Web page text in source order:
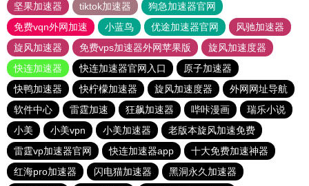
坚果加速器
tiktok加速器
狗急加速器官网
免费vqn外网加速
小蓝鸟 优途加速器官网
风驰加速器
旋风加速器
免费vps加速器外网苹果版
旋风加速度器
快连加速器
快连加速器官网入口
原子加速器
快鸭加速器
快柠檬加速器 旋风加速度器
外网网址导航
软件中心
雷霆加速 狂飙加速器 哔咔漫画
瑞乐小说
小美
小美vpn 小美加速器
老版本旋风加速免费
雷霆vp加速器官网
快连加速器app
十大免费加速神器
红海pro加速器
闪电猫加速器
黑洞永久加速器